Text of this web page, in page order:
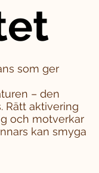
som ger
– den
Rätt aktivering
och motverkar
kan smyga